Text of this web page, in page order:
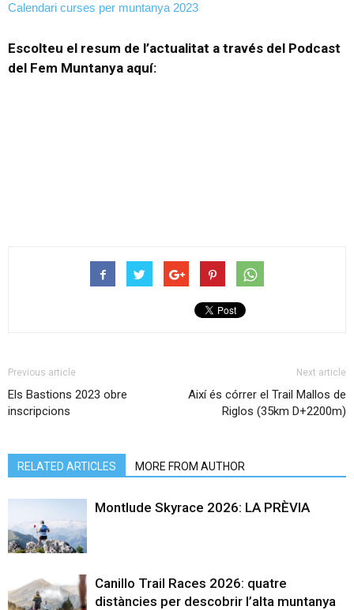
Calendari curses per muntanya 2023
Escolteu el resum de l’actualitat a través del Podcast
del Fem Muntanya aquí:
Previous article
Els Bastions 2023 obre
inscripcions
Next article
Així és córrer el Trail Mallos de
Riglos (35km D+2200m)
RELATED ARTICLES MORE FROM AUTHOR
Montlude Skyrace 2026: LA PRÈVIA
Canillo Trail Races 2026: quatre
distàncies per descobrir l’alta muntanya